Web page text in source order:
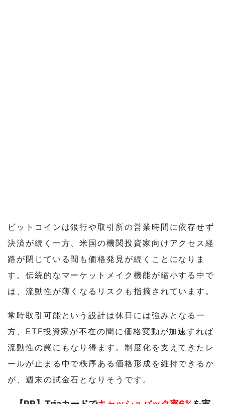
ビットコインは銀行や取引所の営業時間に依存せず
決済が続く一方、米国の機関投資家向けアクセス経
路が閉じている間も価格発見が続くことになりま
す。伝統的なマーケットメイク機能が縮小する中で
は、流動性が薄くなるリスクも指摘されています。
常時取引可能という設計は休日には強みとなる一
方、ETF投資家が不在の間に価格変動が加速すれば
流動性の罠にもなり得ます。制度化を支えてきたレ
ールが止まる中で秩序ある価格形成を維持できるか
が、週末の試金石となりそうです。